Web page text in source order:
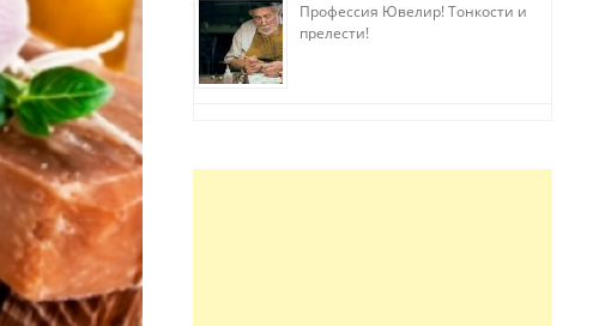
Профессия Ювелир! Тонкости и
прелести!